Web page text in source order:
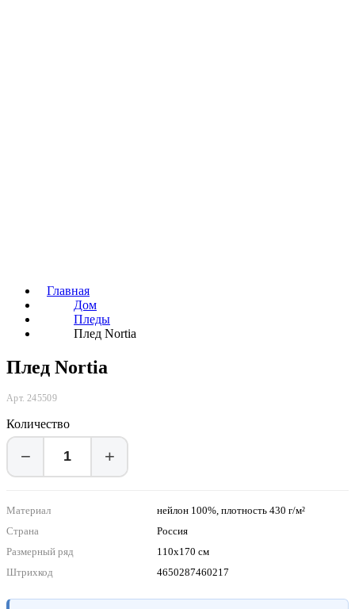
Главная
Дом
Пледы
Плед Nortia
Плед Nortia
Арт. 245509
Количество
− +
Материал
нейлон 100%, плотность 430 г/м²
Страна
Россия
Размерный ряд
110х170 см
Штрихкод
4650287460217